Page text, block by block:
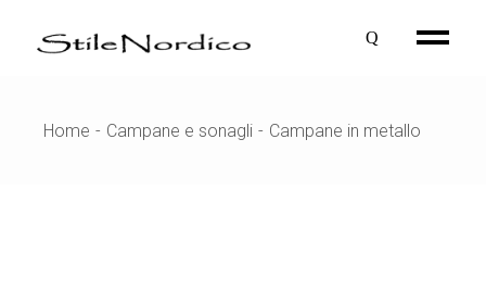
content
Home Campane e sonagli Campane in metallo